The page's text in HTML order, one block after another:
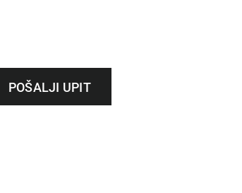
POŠALJI UPIT